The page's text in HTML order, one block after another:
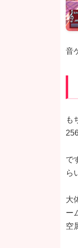
音
も
で
ら
大
ー
空